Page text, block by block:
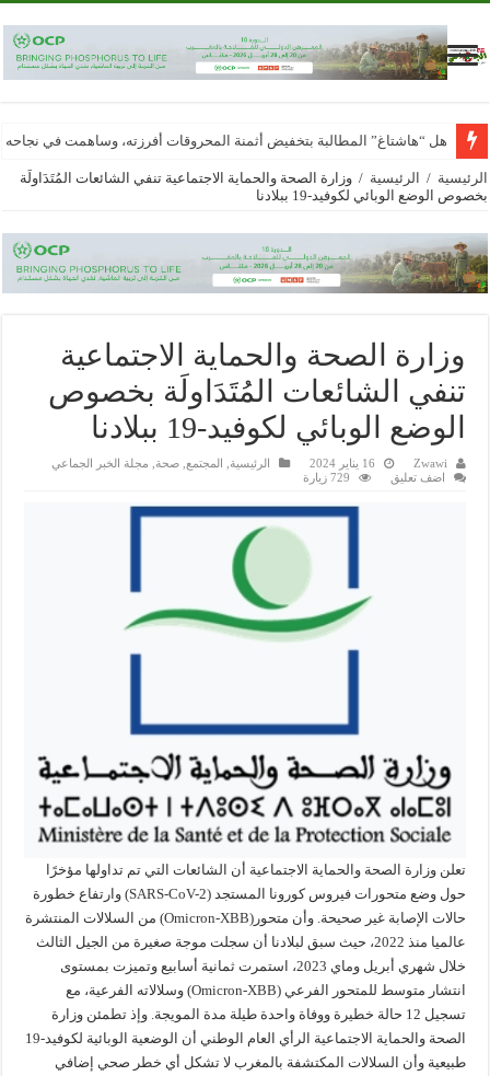
هل “هاشتاغ” المطالبة بتخفيض أثمنة المحروقات أفرزته، وساهمت في
الرئيسية / الرئيسية / وزارة الصحة والحماية الاجتماعية تنفي الشائعات المُتَدَاولَة
بخصوص الوضع الوبائي لكوفيد-19 ببلادنا
وزارة الصحة والحماية الاجتماعية
تنفي الشائعات المُتَدَاولَة بخصوص
الوضع الوبائي لكوفيد-19 ببلادنا
Zwawi 16 يناير 2024 الرئيسية المجتمع ,صحة
مجلة الخبر الجماعي
اضف تعليق
729 زيارة
تعلن وزارة الصحة والحماية الاجتماعية أن الشائعات التي تم تداولها مؤخرًا
حول وضع متحورات فيروس كورونا المستجد (SARS-CoV-2) وارتفاع خطورة
حالات الإصابة غير صحيحة. وأن متحور(Omicron-XBB) من السلالات المنتشرة
عالميا منذ 2022، حيث سبق لبلادنا أن سجلت موجة صغيرة من الجيل الثالث
خلال شهري أبريل وماي 2023، استمرت ثمانية أسابيع وتميزت بمستوى
انتشار متوسط للمتحور الفرعي (Omicron-XBB) وسلالاته الفرعية، مع
تسجيل 12 حالة خطيرة ووفاة واحدة طيلة مدة المويجة. وإذ تطمئن وزارة
الصحة والحماية الاجتماعية الرأي العام الوطني أن الوضعية الوبائية لكوفيد-19
طبيعية وأن السلالات المكتشفة بالمغرب لا تشكل أي خطر صحي إضافي